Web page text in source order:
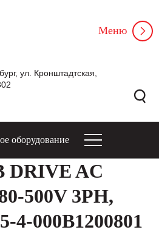
ул. Кронштадтская,
Меню
оборудование
DRIVE AC
500V 3PH,
4-000B1200801